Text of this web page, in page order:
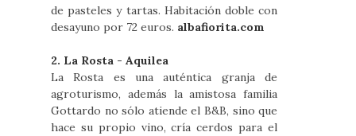
de pasteles y tartas. Habitación doble con
desayuno por 72 euros. albafiorita.com
2. La Rosta - Aquilea
La Rosta es una auténtica granja de
agroturismo, además la amistosa familia
Gottardo no sólo atiende el B&B, sino que
hace su propio vino, cría cerdos para el